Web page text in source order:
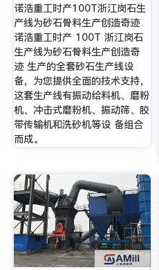
诺浩重工时产100T浙江岗石生
产线为砂石骨料生产创造奇迹
诺浩重工时产 100T 浙江岗石
生产线为砂石骨料生产创造奇
迹 生产的全套砂石生产线设
备，为您提供全面的技术支持，
这套生产线有振动给料机、磨粉
机、冲击式磨粉机、振动筛、胶
带传输机和洗砂机等设 备组合
而成。